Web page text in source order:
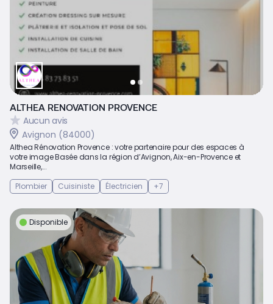
ALTHEA RENOVATION PROVENCE
Aucun avis
Avignon (84000)
Althea Rénovation Provence : votre partenaire pour des espaces à
votre image Basée dans la région d’Avignon, Aix-en-Provence et
Marseille,...
Plombier
Cuisiniste Électricien +7
Disponible